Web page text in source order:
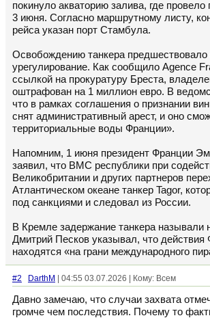
покинуло акваторию залива, где
3 июня. Согласно маршрутному листу,
рейса указан порт Стамбула.
Освобождению танкера предшествовало
урегулирование. Как сообщило Agence
ссылкой на прокуратуру Бреста,
оштрафован на 1 миллион евро. В
что в рамках соглашения о признании
снят административный арест, и оно
территориальные воды Франции».
Напомним, 1 июня президент Франции
заявил, что ВМС республики при
Великобритании и других партнеров
Атлантическом океане танкер Tagor,
под санкциями и следовал из России.
В Кремле задержание танкера называли
Дмитрий Песков указывал, что действия
находятся «на грани международного
#2 DarthM | 04:55 03.07.2026 | Кому: Всем
Давно замечаю, что случаи захвата
громче чем последствия. Почему то